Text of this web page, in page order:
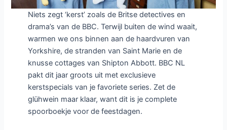
Niets zegt ‘kerst’ zoals de Britse detectives en
drama’s van de BBC. Terwijl buiten de wind waait,
warmen we ons binnen aan de haardvuren van
Yorkshire, de stranden van Saint Marie en de
knusse cottages van Shipton Abbott. BBC NL
pakt dit jaar groots uit met exclusieve
kerstspecials van je favoriete series. Zet de
glühwein maar klaar, want dit is je complete
spoorboekje voor de feestdagen.